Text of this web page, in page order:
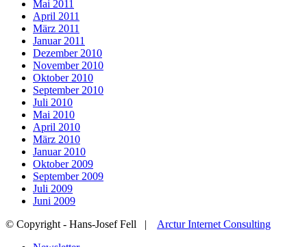
Mai 2011
April 2011
März 2011
Januar 2011
Dezember 2010
November 2010
Oktober 2010
September 2010
Juli 2010
Mai 2010
April 2010
März 2010
Januar 2010
Oktober 2009
September 2009
Juli 2009
Juni 2009
© Copyright - Hans-Josef Fell | Arctur Internet Consulting